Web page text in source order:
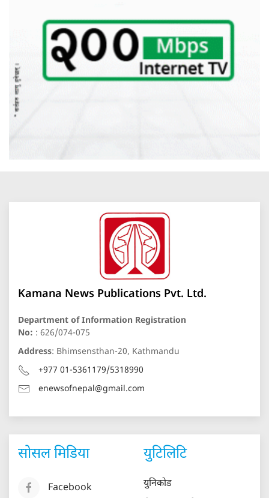
Kamana News Publications Pvt. Ltd.
Department of Information Registration
No: : 626/074-075
Address: Bhimsensthan-20, Kathmandu
+977 01-5361179/5318990
enewsofnepal@gmail.com
सोसल मिडिया
Facebook
युटिलिटि
युनिकोड